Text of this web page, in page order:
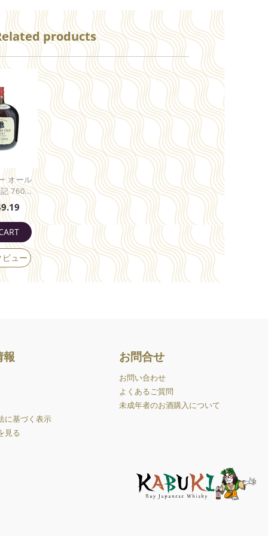
products
オール
760...
ビュー
報
に基づく表示
見る
お問合せ
お問い合わせ
よくあるご質問
未成年者のお酒購入について